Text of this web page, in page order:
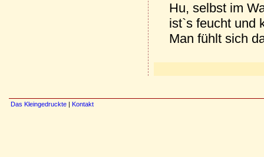
Hu, selbst im
ist`s feucht und
Man fühlt sich
Das Kleingedruckte | Kontakt